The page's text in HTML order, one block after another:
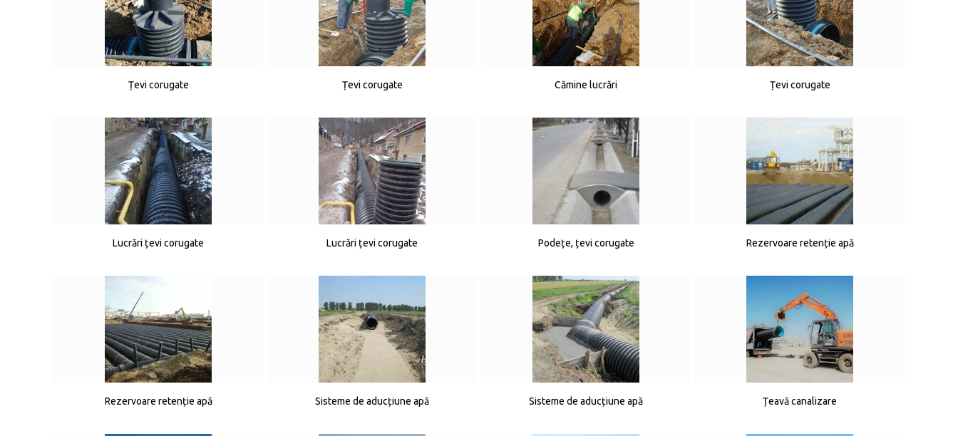
Țevi corugate Țevi corugate Cămine lucrări Țevi corugate
Lucrări țevi corugate Lucrări țevi corugate Podețe, țevi corugate Rezervoare retenție apă
Rezervoare retenție apă Sisteme de aducțiune apă Sisteme de aducțiune apă Țeavă canalizare